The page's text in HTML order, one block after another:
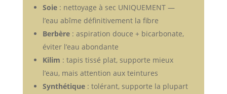
Soie: nettoyage à sec UNIQUEMENT —
l’eau abîme définitivement la fibre
Berbère: aspiration douce + bicarbonate,
éviter l’eau abondante
Kilim : tapis tissé plat, supporte mieux
l’eau, mais attention aux teintures
Synthétique: tolérant, supporte la plupart